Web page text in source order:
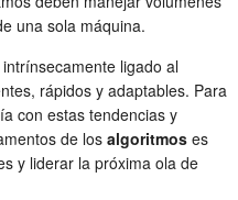
una sola máquina.
ligado al
rápidos y adaptables. Para
con estas tendencias y
de los algoritmos es
y liderar la próxima ola de